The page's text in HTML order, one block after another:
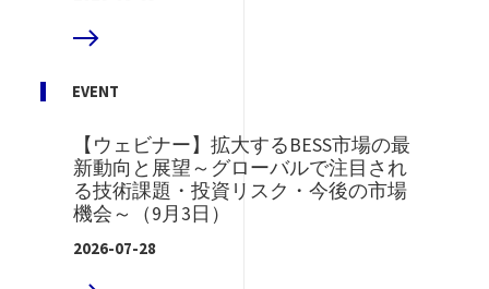
EVENT
【ウェビナー】拡大するBESS市場の最
新動向と展望～グローバルで注目され
る技術課題・投資リスク・今後の市場
機会～（9月3日）
2026-07-28